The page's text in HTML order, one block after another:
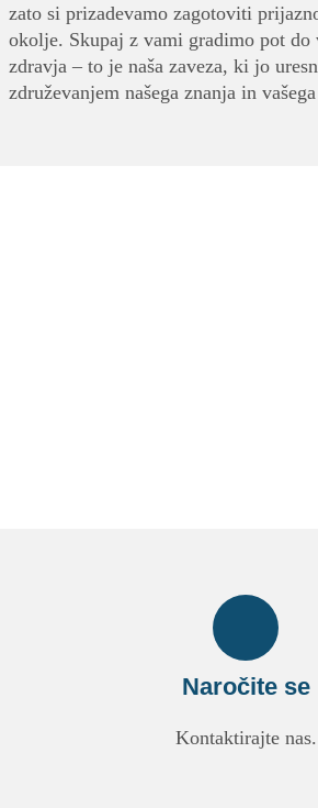
zato si prizadevamo zagotoviti
okolje. Skupaj z vami gradimo pot do
zdravja – to je naša zaveza, ki jo
združevanjem našega znanja in
Naročite se
Kontaktirajte nas.